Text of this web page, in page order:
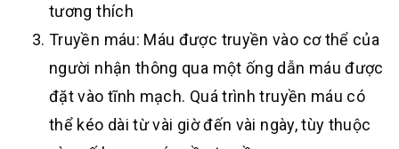
tương thích
Truyền máu: Máu được truyền vào cơ thể của
người nhận thông qua một ống dẫn máu được
đặt vào tĩnh mạch. Quá trình truyền máu có
thể kéo dài từ vài giờ đến vài ngày, tùy thuộc